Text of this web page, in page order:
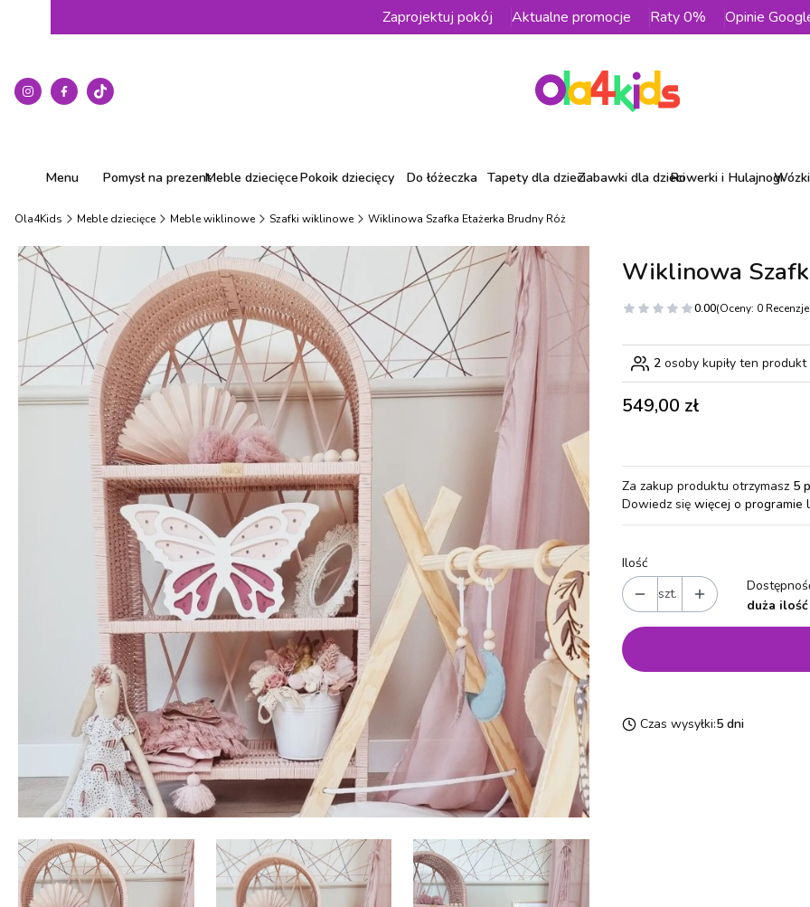
Zaprojektuj pokój Aktualne promocje Raty 0% Opinie
Menu Pomysł na prezentMeble dziecięcePokoik dziecięcy Do łóżeczka Tapety dla dzieciZabawki dla dzieciRowerki i Hulajnogi
Ola4Kids Meble dziecięce Meble wiklinowe Szafki wiklinowe Wiklinowa Szafka Etażerka Brudny Róż
Wiklinowa
0.00(Oceny: 0
2 osoby kupiły ten produkt
Cena
549,00 zł
Za zakup produktu otrzymasz 5
Dowiedz się więcej o programie
Ilość
szt.
duża ilość
Czas wysyłki:5 dni